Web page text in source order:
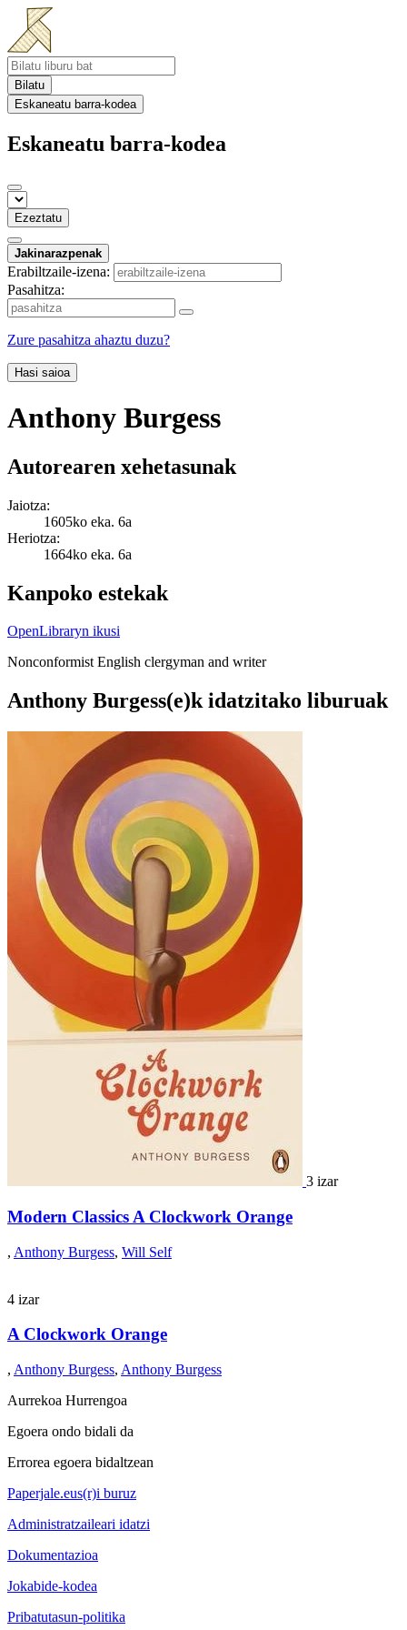
Bilatu
Eskaneatu barra-kodea
Eskaneatu barra-kodea
Ezeztatu
Jakinarazpenak
Erabiltzaile-izena:
Pasahitza:
Zure pasahitza ahaztu duzu?
Hasi saioa
Anthony Burgess
Autorearen xehetasunak
Jaiotza:
1605ko eka. 6a
Heriotza:
1664ko eka. 6a
Kanpoko estekak
OpenLibraryn ikusi
Nonconformist English clergyman and writer
Anthony Burgess(e)k idatzitako liburuak
3 izar
Modern Classics A Clockwork Orange
, Anthony Burgess, Will Self
4 izar
A Clockwork Orange
, Anthony Burgess, Anthony Burgess
Aurrekoa Hurrengoa
Egoera ondo bidali da
Errorea egoera bidaltzean
Paperjale.eus(r)i buruz
Administratzaileari idatzi
Dokumentazioa
Jokabide-kodea
Pribatutasun-politika